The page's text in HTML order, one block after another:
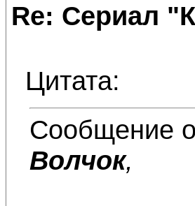
Re: Сериал
Цитата:
Сообщение
Волчок,